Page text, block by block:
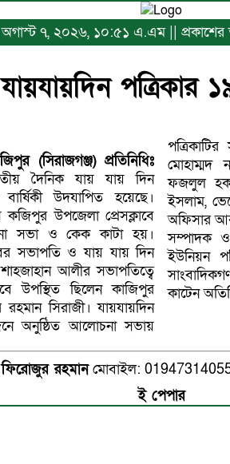
অগাস্ট ৭, ২০২৬, ১০:৫১ এ.এম ||
পত্রিকার ১৯
(সিরাজগঞ্জ) প্রতিনিধিঃ
দৈনিক যায় যায় দিন
উদযাপিত হয়েছে।
উপজেলা প্রেসক্লাবে
সভা ও কেক কাটা হয়।
সভাপতি ও যায় যায় দিন
আলীর সভাপতিত্বে
উপস্থিত ছিলেন কাজিপুর
সিরাজী। যায়যায়দিন
অনুষ্ঠিত আলোচনা সভায়
মোহাম্মদ
ফজলুল
ইসলাম,
অফিসার
সম্পাদক
ইউনিয়ন
কাটেন
রহমানমোবাইল:
ই পেপার